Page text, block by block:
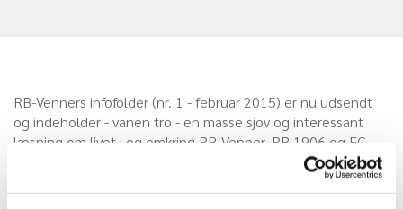
RB-Venners infofolder (nr. 1 - februar 2015) er nu udsendt
og indeholder - vanen tro - en masse sjov og interessant
læsning om livet i og omkring RB-Venner, RB 1906 og FC
Som det også kan læses i infofolderen er det også sidste